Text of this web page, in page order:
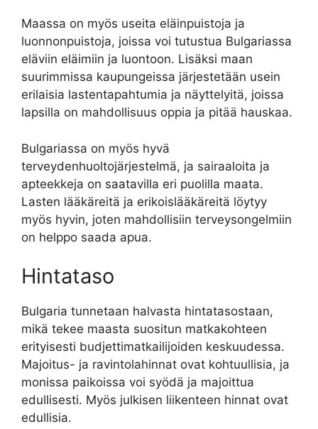
Maassa on myös useita eläinpuistoja ja
luonnonpuistoja, joissa voi tutustua Bulgariassa
eläviin eläimiin ja luontoon. Lisäksi maan
suurimmissa kaupungeissa järjestetään usein
erilaisia lastentapahtumia ja näyttelyitä, joissa
lapsilla on mahdollisuus oppia ja pitää hauskaa.
Bulgariassa on myös hyvä
terveydenhuoltojärjestelmä, ja sairaaloita ja
apteekkeja on saatavilla eri puolilla maata.
Lasten lääkäreitä ja erikoislääkäreitä löytyy
myös hyvin, joten mahdollisiin terveysongelmiin
on helppo saada apua.
Hintataso
Bulgaria tunnetaan halvasta hintatasostaan,
mikä tekee maasta suositun matkakohteen
erityisesti budjettimatkailijoiden keskuudessa.
Majoitus- ja ravintolahinnat ovat kohtuullisia, ja
monissa paikoissa voi syödä ja majoittua
edullisesti. Myös julkisen liikenteen hinnat ovat
edullisia.